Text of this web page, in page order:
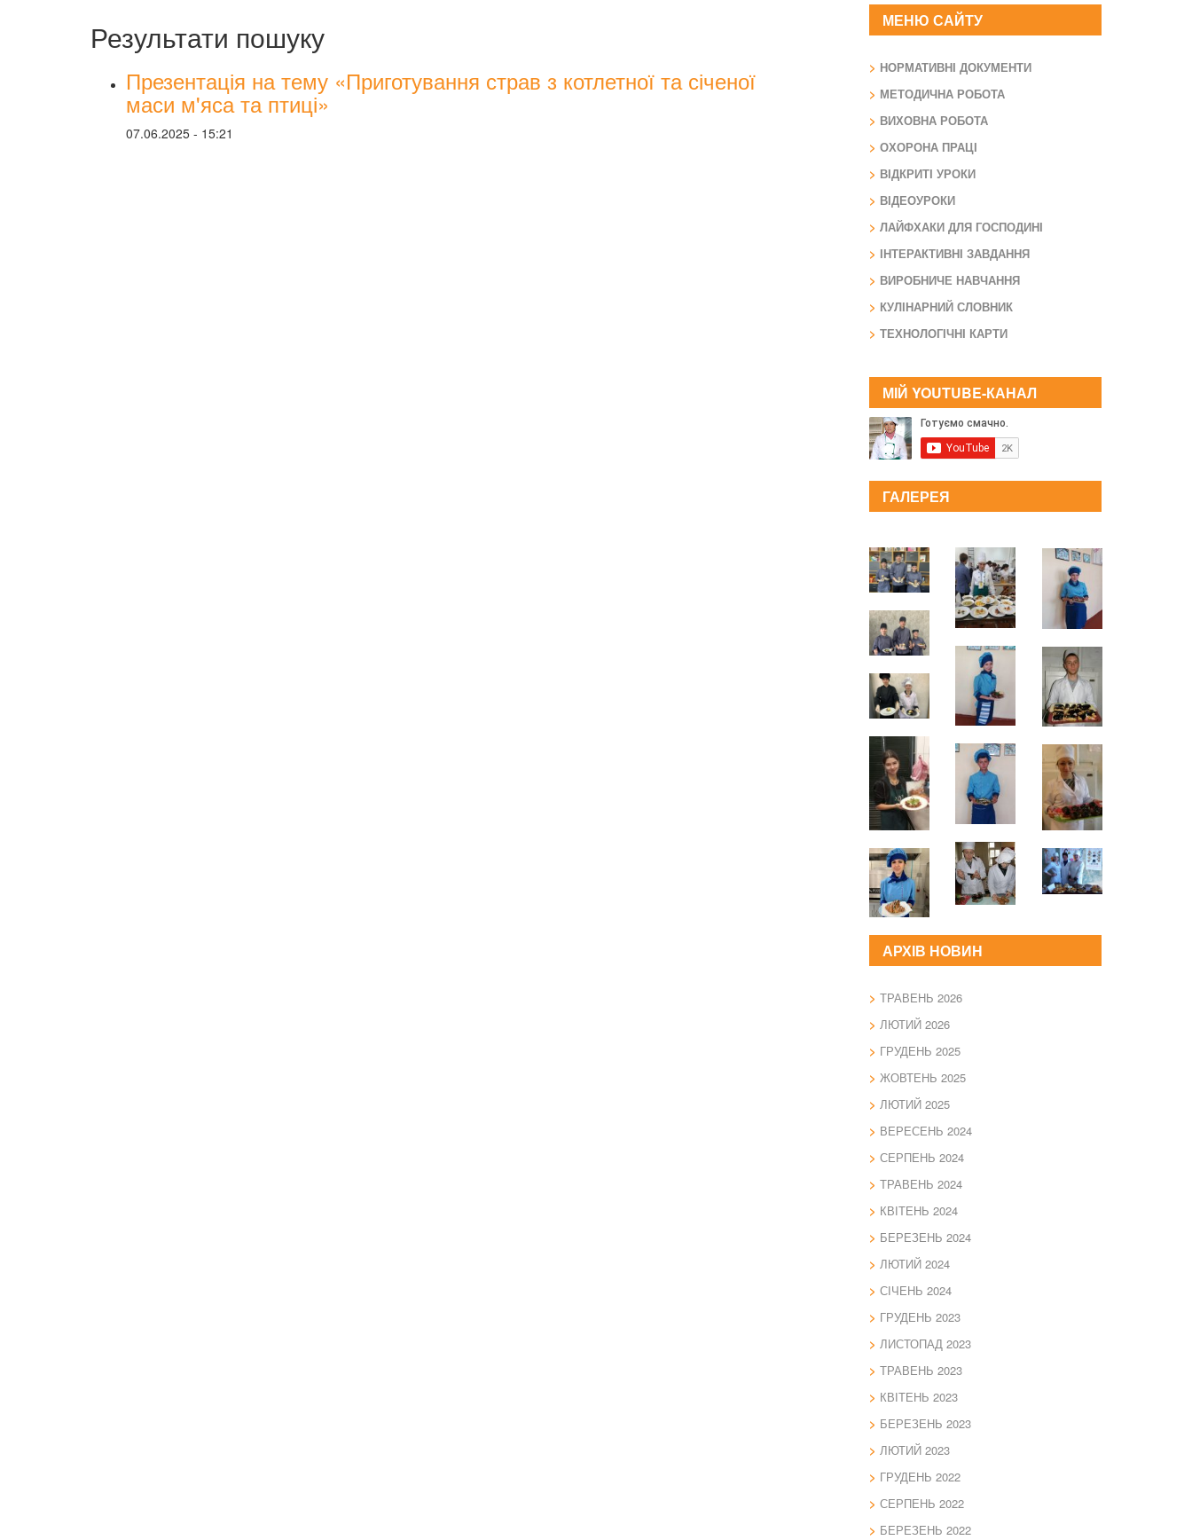
Результати пошуку
Презентація на тему «Приготування страв з котлетної та січеної
маси м'яса та птиці»
07.06.2025 - 15:21
МЕНЮ САЙТУ
НОРМАТИВНІ ДОКУМЕНТИ
МЕТОДИЧНА РОБОТА
ВИХОВНА РОБОТА
ОХОРОНА ПРАЦІ
ВІДКРИТІ УРОКИ
ВІДЕОУРОКИ
ЛАЙФХАКИ ДЛЯ ГОСПОДИНІ
ІНТЕРАКТИВНІ ЗАВДАННЯ
ВИРОБНИЧЕ НАВЧАННЯ
КУЛІНАРНИЙ СЛОВНИК
ТЕХНОЛОГІЧНІ КАРТИ
МІЙ YOUTUBE-КАНАЛ
ГАЛЕРЕЯ
АРХІВ НОВИН
ТРАВЕНЬ 2026
ЛЮТИЙ 2026
ГРУДЕНЬ 2025
ЖОВТЕНЬ 2025
ЛЮТИЙ 2025
ВЕРЕСЕНЬ 2024
СЕРПЕНЬ 2024
ТРАВЕНЬ 2024
КВІТЕНЬ 2024
БЕРЕЗЕНЬ 2024
ЛЮТИЙ 2024
СІЧЕНЬ 2024
ГРУДЕНЬ 2023
ЛИСТОПАД 2023
ТРАВЕНЬ 2023
КВІТЕНЬ 2023
БЕРЕЗЕНЬ 2023
ЛЮТИЙ 2023
ГРУДЕНЬ 2022
СЕРПЕНЬ 2022
БЕРЕЗЕНЬ 2022